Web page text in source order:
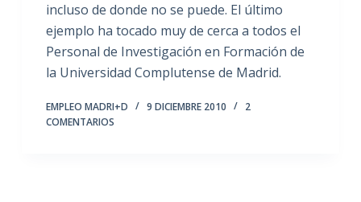
incluso de donde no se puede. El último
ejemplo ha tocado muy de cerca a todos el
Personal de Investigación en Formación de
la Universidad Complutense de Madrid.
EMPLEO MADRI+D 9 DICIEMBRE 2010
2
COMENTARIOS